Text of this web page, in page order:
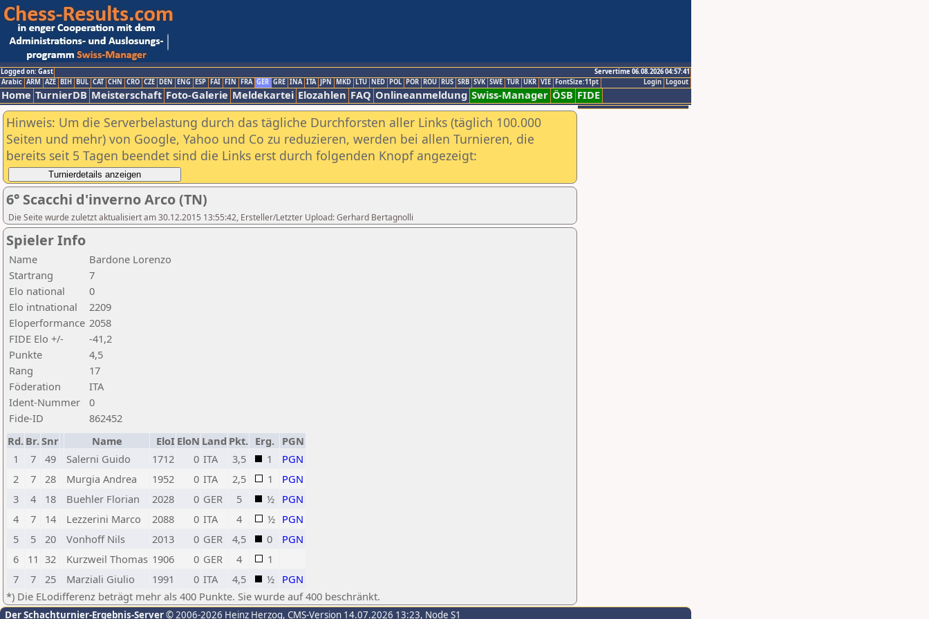
Logged on: Gast
Servertime 06.08.2026 04:57:41
Logout
Login
Arabic ARM AZE BIH BUL CAT CHN CRO CZE DEN ENG ESP FAI FIN FRA GER GRE INA ITA JPN MKD LTU NED POL POR ROU RUS SRB SVK SWE TUR UKR VIE FontSize:11pt
Home TurnierDB Meisterschaft Foto-Galerie Meldekartei Elozahlen FAQ Onlineanmeldung Swiss-Manager ÖSB FIDE
Hinweis: Um die Serverbelastung durch das tägliche Durchforsten aller Links (täglich 100.000
Seiten und mehr) von Google, Yahoo und Co zu reduzieren, werden bei allen Turnieren, die
bereits seit 5 Tagen beendet sind die Links erst durch folgenden Knopf angezeigt:
6° Scacchi d'inverno Arco (TN)
Die Seite wurde zuletzt aktualisiert am 30.12.2015 13:55:42, Ersteller/Letzter Upload: Gerhard Bertagnolli
Spieler Info
Name
Bardone Lorenzo
Startrang
7
Elo national
0
Elo intnational
2209
Eloperformance 2058
FIDE Elo +/-
-41,2
Punkte
4,5
Rang
17
Föderation
ITA
Ident-Nummer
0
Fide-ID
862452
Rd. Br.Snr Name EloI EloN Land Pkt. Erg.
PGN
1
7 49 Salerni Guido 1712 0 ITA 3,5 1
PGN
2
7 28 Murgia Andrea 1952 0 ITA 2,5 1
PGN
3
4 18 Buehler Florian 2028 0 GER 5 ½ PGN
4
7 14 Lezzerini Marco 2088 0 ITA 4 ½ PGN
5
5 20 Vonhoff Nils 2013 0 GER 4,5 0
PGN
6
11 32 Kurzweil Thomas 1906 0 GER 4
1
7
7 25 Marziali Giulio 1991 0 ITA 4,5 ½ PGN
*) Die ELodifferenz beträgt mehr als 400 Punkte. Sie wurde auf 400 beschränkt.
Der Schachturnier-Ergebnis-Server© 2006-2026 Heinz Herzog, CMS-Version 14.07.2026 13:23, Node S1